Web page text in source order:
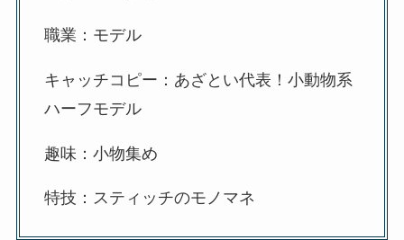
職業：モデル
キャッチコピー：あざとい代表！小動物系
ハーフモデル
趣味：小物集め
特技：スティッチのモノマネ